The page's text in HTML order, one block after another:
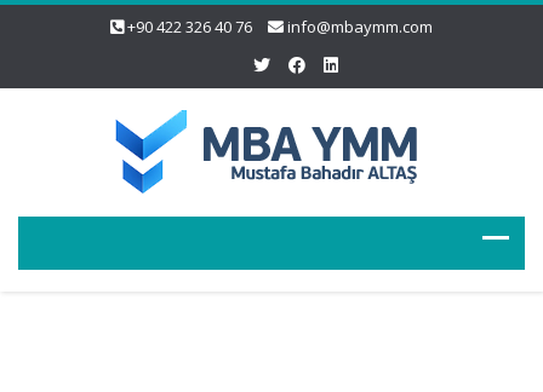
+90 422 326 40 76 info@mbaymm.com